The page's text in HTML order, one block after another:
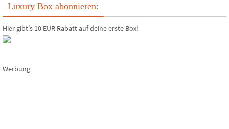
Luxury Box abonnieren:
Hier gibt's 10 EUR Rabatt auf deine erste Box!
Werbung